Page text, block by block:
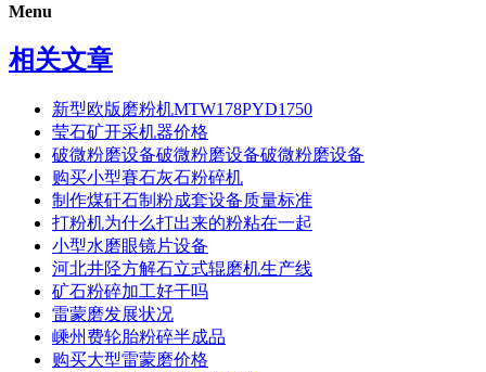
Menu
相关文章
新型欧版磨粉机MTW178PYD1750
莹石矿开采机器价格
破微粉磨设备破微粉磨设备破微粉磨设备
购买小型賽石灰石粉碎机
制作煤矸石制粉成套设备质量标准
打粉机为什么打出来的粉粘在一起
小型水磨眼镜片设备
河北井陉方解石立式辊磨机生产线
矿石粉碎加工好干吗
雷蒙磨发展状况
嵊州费轮胎粉碎半成品
购买大型雷蒙磨价格